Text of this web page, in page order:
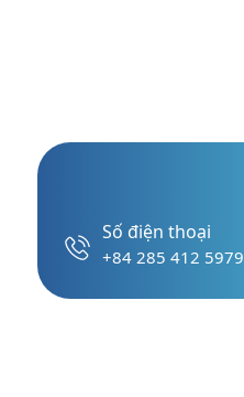
Số điện thoại
+84 285 412 5979